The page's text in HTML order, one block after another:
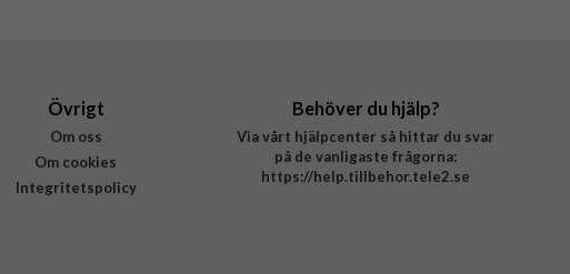
Övrigt
Om oss
Om cookies
Integritetspolicy
Behöver du hjälp?
Via vårt hjälpcenter så hittar du svar
på de vanligaste frågorna:
https://help.tillbehor.tele2.se